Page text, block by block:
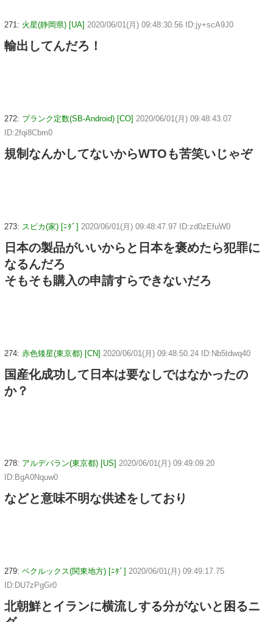
271: 火星(静岡県) [UA] 2020/06/01(月) 09:48:30.56 ID:jy+scA9J0
輸出してんだろ！
272: プランク定数(SB-Android) [CO] 2020/06/01(月) 09:48:43.07
ID:2fqi8Cbm0
規制なんかしてないからWTOも苦笑いじゃぞ
273: スピカ(家) [ﾆﾀﾞ] 2020/06/01(月) 09:48:47.97 ID:zd0zEfuW0
日本の製品がいいからと日本を褒めたら犯罪に
なるんだろ
そもそも購入の申請すらできないだろ
274: 赤色矮星(東京都) [CN] 2020/06/01(月) 09:48:50.24 ID:Nb5tdwq40
国産化成功して日本は要なしではなかったの
か？
278: アルデバラン(東京都) [US] 2020/06/01(月) 09:49:09.20
ID:BgA0Nquw0
などと意味不明な供述をしており
279: ベクルックス(関東地方) [ﾆﾀﾞ] 2020/06/01(月) 09:49:17.75
ID:DU7zPgGr0
北朝鮮とイランに横流しする分がないと困るニ